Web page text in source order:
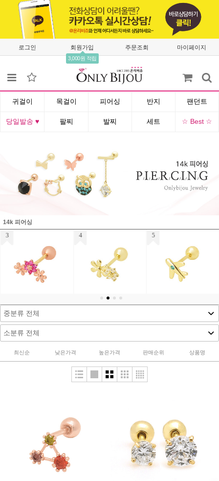
로그인 회원가입
3,000원 적립
주문조회 마이페이지
귀걸이 목걸이 피어싱 반지 팬던트
당일발송 ♥ 팔찌 발찌 세트 ☆ Best ☆
14k 피어싱
4
14K 브루노 피어싱
216,000원
118,000원
114,500원
5
101,000원
6
101,000원
최신순 낮은가격 높은가격 판매순위 상품명